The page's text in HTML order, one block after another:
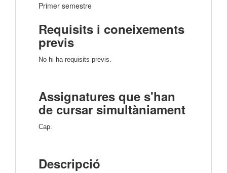
Primer semestre
Requisits i coneixements
previs
No hi ha requisits previs.
Assignatures que s'han
de cursar simultàniament
Cap.
Descripció